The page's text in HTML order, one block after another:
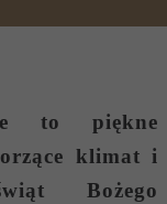
to piękne
klimat i
Bożego